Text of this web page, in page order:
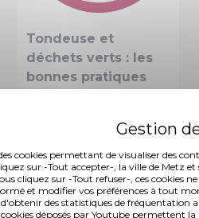
cookies permettant de visualiser des
sur -Tout accepter-, la ville de Metz
cliquez sur -Tout refuser-, ces cookies
et modifier vos préférences à tout
des statistiques de fréquentation
cookies déposés par Youtube permettent
Tondeuse et
déchets verts : les
bonnes pratiques